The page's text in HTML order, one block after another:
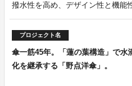
撥水性を高め、デザイン性と機能
プロジェクト名
傘一筋45年。「蓮の葉構造」で
化を継承する「野点洋傘」。